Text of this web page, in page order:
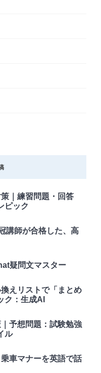
｜練習問題・回答
ピック
講師が合格した、高
疑問文マスター
えリストで「まとめ
ク：生成AI
予想問題：試験勉強
ル
車マナーを英語で話